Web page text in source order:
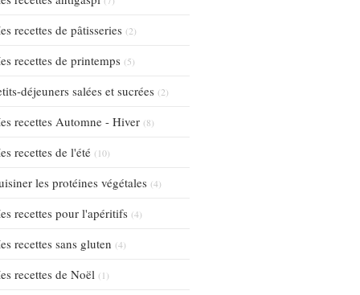
recettes de pâtisseries (2)
recettes de printemps (5)
déjeuners salées et sucrées (2)
recettes Automne - Hiver (8)
recettes de l'été (10)
les protéines végétales (4)
recettes pour l'apéritifs (4)
recettes sans gluten (4)
recettes de Noël (1)